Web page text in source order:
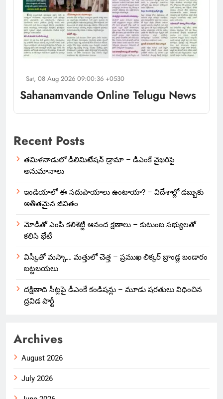
Sat, 08 Aug 2026 09:00:36 +0530
Sahanamvande Online Telugu News
Recent Posts
తమిళనాడులో డీలిమిటేషన్ డ్రామా – డీఎంకే వైఖరిపై
అనుమానాలు
ఇండియాలో‌ ఈ సదుపాయాలు ఉంటాయా? – విదేశాల్లో డబ్బుకు
అతీతమైన జీవితం
మోడీతో ఎంపీ కలిశెట్టి ఆనంద క్షణాలు – కుటుంబ సభ్యులతో
కలిసి భేటీ
విస్కీతో మస్కా… మత్తులో చెత్త – ప్రముఖ లిక్కర్ బ్రాండ్ల బండారం
బట్టబయలు
దక్షిణాది సీట్లపై డీఎంకే కండిషన్లు – మూడు షరతులు విధించిన
ద్రవిడ పార్టీ
Archives
August 2026
July 2026